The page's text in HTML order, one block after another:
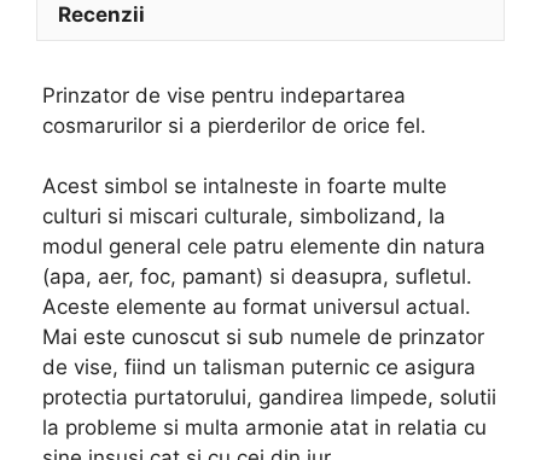
Recenzii
Prinzator de vise pentru indepartarea
cosmarurilor si a pierderilor de orice fel.
Acest simbol se intalneste in foarte multe
culturi si miscari culturale, simbolizand, la
modul general cele patru elemente din natura
(apa, aer, foc, pamant) si deasupra, sufletul.
Aceste elemente au format universul actual.
Mai este cunoscut si sub numele de prinzator
de vise, fiind un talisman puternic ce asigura
protectia purtatorului, gandirea limpede, solutii
la probleme si multa armonie atat in relatia cu